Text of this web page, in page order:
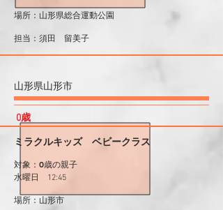
場所：山形県総合運動公園
​担当：須田 留美子
山形県山形市
​0歳
ミラクルキッズ ベビークラス
対象：0歳の親子
水曜日 12:45
場所：山形市